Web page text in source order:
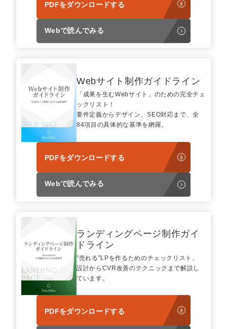
募集要項一覧
PDFをダウンロードする
Webで読んでみる
Webサイト制作ガイドライン
「成果を生むWebサイト」のための完全チェ
ックリスト！
要件定義からデザイン、SEO対応まで、全
84項目の具体的な基準を網羅。
PDFをダウンロードする
Webで読んでみる
ランディングページ制作ガイ
ドライン
”売れる”LPを作るためのチェックリスト。
設計からCVR改善のテクニックまで解説し
ています。
PDFをダウンロードする